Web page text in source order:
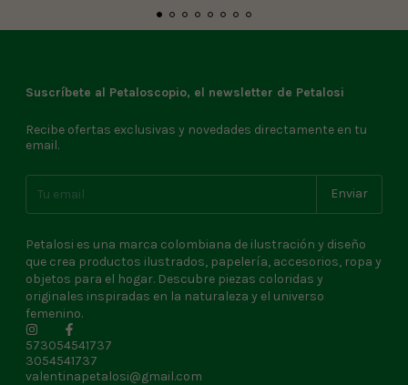
Suscríbete al Petaloscopio, el newsletter de Petalosi
Recibe ofertas exclusivas y novedades directamente en tu
email.
Petalosi es una marca colombiana de ilustración y diseño
que crea productos ilustrados, papelería, accesorios, ropa y
objetos para el hogar. Descubre piezas coloridas y
originales inspiradas en la naturaleza y el universo
femenino.
573054541737
3054541737
valentinapetalosi@gmail.com